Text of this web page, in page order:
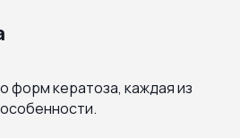
форм кератоза, каждая из